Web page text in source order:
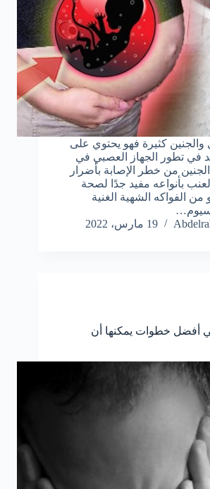
والجنين كثيرة فهو يحتوي على
في تطور الجهاز العصبي في
من خطر الإصابة بأضرار
بأنواعه مفيد جدًا لصحة
من الفواكه الشهية الغنية
19 مارس، 2022
أفضل خطوات يمكنها أن